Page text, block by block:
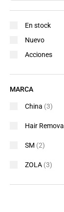
En stock
Nuevo
Acciones
MARCA
China (3)
Hair Removal
SM (2)
ZOLA (3)